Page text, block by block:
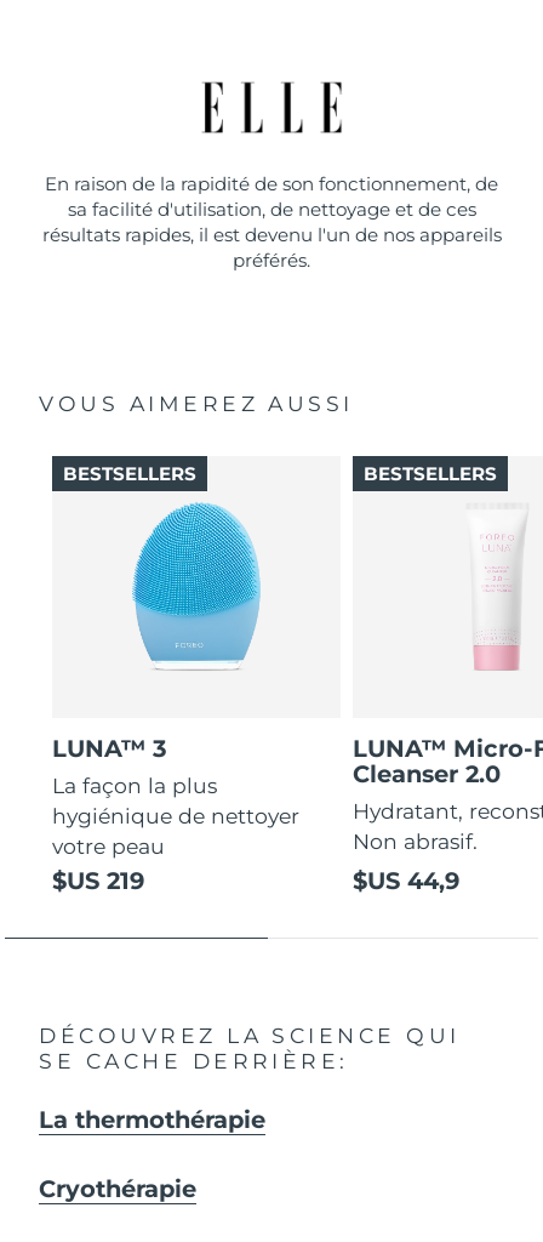
En raison de la rapidité de son fonctionnement, de
sa facilité d'utilisation, de nettoyage et de ces
résultats rapides, il est devenu l'un de nos appareils
préférés.
VOUS AIMEREZ AUSSI
LUNA™ 3
La façon la plus
hygiénique de nettoyer
votre peau
$US 219
BESTSELLERS
LUNA™ Micro-
Cleanser 2.0
Hydratant,
Non abrasif.
$US 44,9
BESTSELLERS
DÉCOUVREZ LA SCIENCE QUI
SE CACHE DERRIÈRE:
La thermothérapie
Cryothérapie